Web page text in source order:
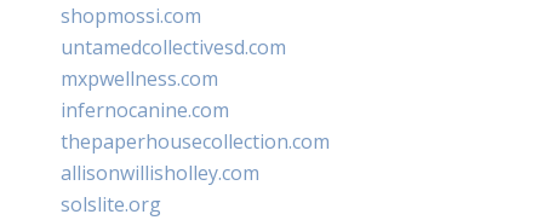
shopmossi.com
untamedcollectivesd.com
mxpwellness.com
infernocanine.com
thepaperhousecollection.com
allisonwillisholley.com
solslite.org